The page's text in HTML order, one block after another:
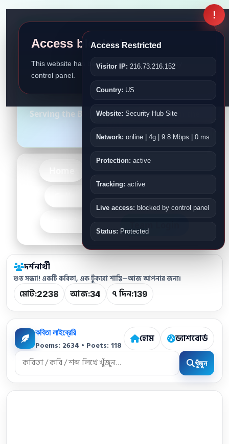
Access blocked
This website has been disabled by the security
control panel.
!
Access Restricted
Visitor IP: 216.73.216.152
Country: US
Website: Security Hub Site
Network: online | 4g | 9.8 Mbps | 0 ms
Protection: active
Tracking: active
Live access: blocked by control panel
Status: Protected
Bangladesh Association
Serving the Bangladeshi Community in the
দর্শনার্থী
শুভ সন্ধ্যা! একটি কবিতা, এক টুকরো শান্তি—আজ আপনার জন্য।
মোট:2238 আজ:34 ৭ দিন:139
কবিতা লাইব্রেরি
Poems: 2634 • Poets: 118
হোম ড্যাশবোর্ড
খুঁজুন